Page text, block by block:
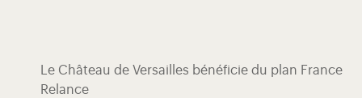
Le Château de Versailles bénéficie du plan France
Relance